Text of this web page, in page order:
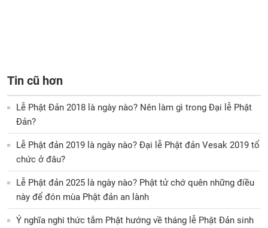
Tin cũ hơn
Lễ Phật Đản 2018 là ngày nào? Nên làm gì trong Đại lễ Phật
Đản?
Lễ Phật đản 2019 là ngày nào? Đại lễ Phật đản Vesak 2019 tổ
chức ở đâu?
Lễ Phật đản 2025 là ngày nào? Phật tử chớ quên những điều
này để đón mùa Phật đản an lành
Ý nghĩa nghi thức tắm Phật hướng về tháng lễ Phật Đản sinh